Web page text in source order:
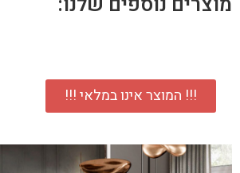
!!! המוצר אינו במלאי !!!